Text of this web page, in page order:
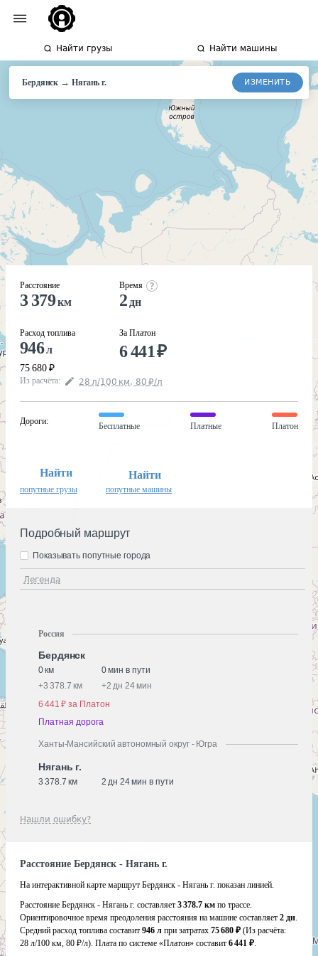
Найти грузы Найти машины
Бердянск → Няганьг. ИЗМЕНИТЬ
Расстояние
3 379км
Расход топлива
946л
75 680 ₽
Время
2 дн
За Платон
6 441₽
Из расчёта: 28 л/100 км, 80 ₽/л
Дороги:
Бесплатные Платные Платон
Найти
попутные грузы
Найти
попутные машины
Подробный маршрут
Легенда
Показывать попутные города
Россия
Бердянск
0 км
0 мин в пути
+3 378.7 км +2 дн 24 мин
6 441 ₽ за Платон
Платная дорога
Ханты-Мансийский автономный округ - Югра
Нягань г.
3 378.7 км 2 дн 24 мин в пути
Нашли ошибку?
Расстояние Бердянск - Нягань г.
На интерактивной карте маршрут Бердянск - Нягань г. показан линией.
Расстояние Бердянск - Нягань г. составляет 3 378.7 км по трассе.
Ориентировочное время преодоления расстояния на машине составляет 2 дн.
Средний расход топлива составит 946 л при затратах 75 680 ₽ (Из расчёта:
28 л/100 км, 80 ₽/л). Плата по системе «Платон» составит 6 441 ₽.